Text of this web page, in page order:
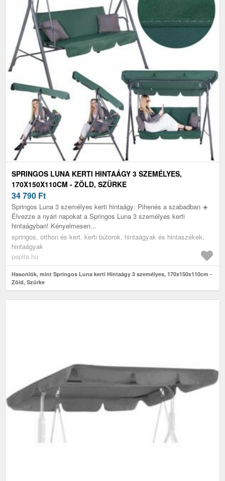
SPRINGOS LUNA KERTI HINTAÁGY 3 SZEMÉLYES,
170X150X110CM - ZÖLD, SZÜRKE
34 790 Ft
Springos Luna 3 személyes kerti hintaágy: Pihenés a szabadban ☀️
Élvezze a nyári napokat a Springos Luna 3 személyes kerti
hintaágyban! Kényelmesen...
springos, otthon és kert, kerti bútorok, hintaágyak és hintaszékek,
hintaágyak
pepita.hu
Hasonlók, mint Springos Luna kerti Hintaágy 3 személyes, 170x150x110cm -
Zöld, Szürke